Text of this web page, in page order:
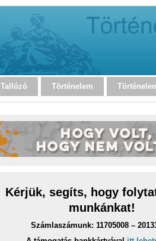
Tallózó Történelem
Kérjük, segíts, hogy
munkánkat!
Számlaszámunk: 11705008 –